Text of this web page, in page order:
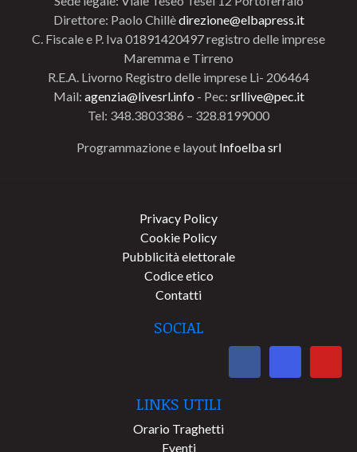
Direttore: Paolo Chillèdirezione@elbapress.it
C. Fiscale e P. Iva 01891420497 registro delle imprese
Maremma e Tirreno
R.E.A. Livorno Registro delle imprese Li- 206464
Mail: agenzia@livesrl.info - Pec: srllive@pec.it
Tel: 348.3803386 – 328.8199000
Programmazione e layout Infoelba srl
Privacy Policy
Cookie Policy
Pubblicità elettorale
Codice etico
Contatti
SOCIAL
LINKS UTILI
Orario Traghetti
Eventi